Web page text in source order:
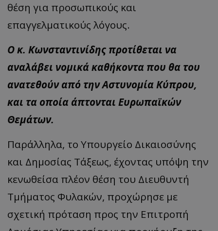
θέση για προσωπικούς και
επαγγελματικούς λόγους.
Ο κ. Κωνσταντινίδης προτίθεται να
αναλάβει νομικά καθήκοντα που θα του
ανατεθούν από την Αστυνομία Κύπρου,
και τα οποία άπτονται Ευρωπαϊκών
Θεμάτων.
Παράλληλα, το Υπουργείο Δικαιοσύνης
και Δημοσίας Τάξεως, έχοντας υπόψη την
κενωθείσα πλέον θέση του Διευθυντή
Τμήματος Φυλακών, προχώρησε με
σχετική πρόταση προς την Επιτροπή